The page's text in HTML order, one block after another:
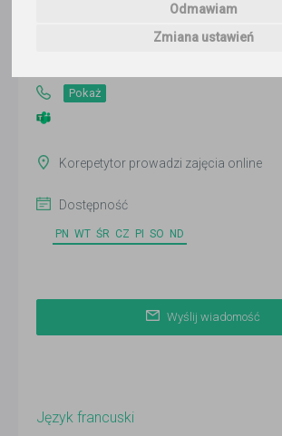
Odmawiam
Zmiana ustawień
Wyślij wiadomość
Pokaż
Korepetytor prowadzi zajęcia online
Dostępność
PN WT ŚR CZ PI SO ND
Wyślij wiadomość
Język francuski